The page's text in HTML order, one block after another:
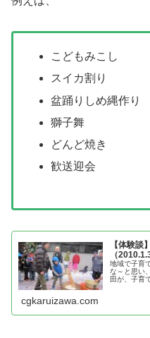
こどもみこし
スイカ割り
盆踊りしめ縄作り
獅子舞
どんど焼き
歓送迎会
【体験
（
地域で子育
な～と思い
田が、子育
cgkaruizawa.com